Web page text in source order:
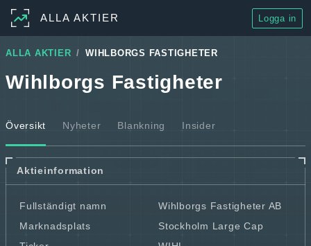
ALLA AKTIER Logga in
ALLA AKTIER WIHLBORGS FASTIGHETER
Wihlborgs Fastigheter
Översikt Nyheter Blankning Insider
Aktieinformation
Fullständigt namn
Wihlborgs Fastigheter AB
Marknadsplats
Stockholm Large Cap